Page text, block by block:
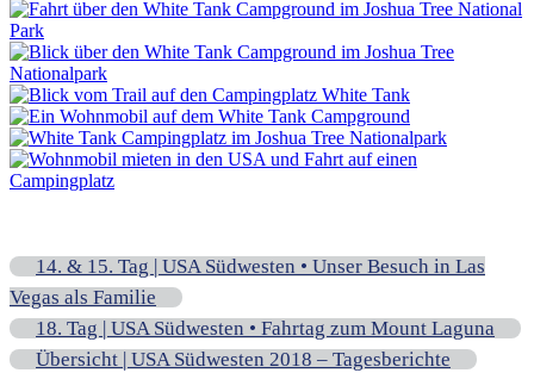
14. & 15. Tag | USA Südwesten • Unser Besuch in Las
Vegas als Familie
18. Tag | USA Südwesten • Fahrtag zum Mount Laguna
Übersicht | USA Südwesten 2018 – Tagesberichte